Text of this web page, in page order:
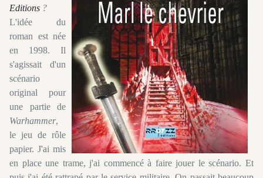
Editions ?
L'idée du
roman est née
en 1998. Il
s'agissait d'un
scénario
original pour
une partie de
Warhammer,
le jeu de rôle
papier. J'ai mis
en place une trame, j'ai commencé à faire jouer le scénario. Et